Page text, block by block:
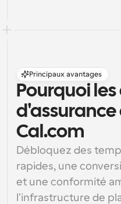
Principaux avantages
Pourquoi
d'assurance
Cal.com
Débloquez des
rapides, une
et une conformité
l'infrastructure de